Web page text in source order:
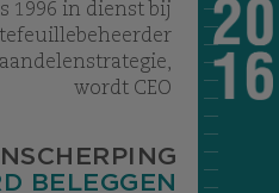
1996 in dienst bij
wordt CEO
BELEGGEN